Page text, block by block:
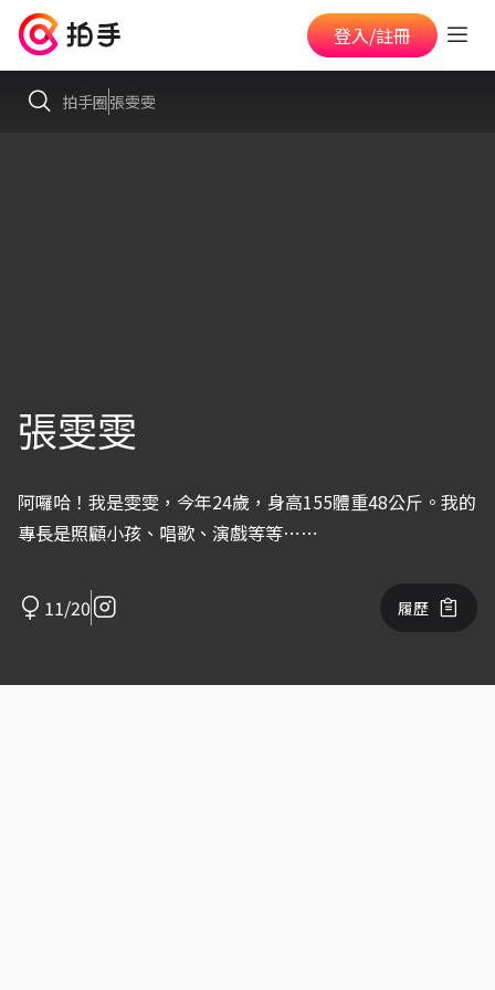
登入/註冊
拍手圈張雯雯
張雯雯
阿囉哈！我是雯雯，今年24歲，身高155體重48公斤。我的
專長是照顧小孩、唱歌、演戲等等⋯⋯
11/20 履歷